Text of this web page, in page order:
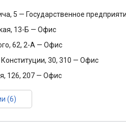
5 — Государственное
13-Б — Офис
62, 2-А — Офис
30, 310 — Офис
126, 207 — Офис
(6)